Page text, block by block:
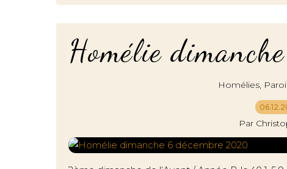
Homélie
Homélies,
Par